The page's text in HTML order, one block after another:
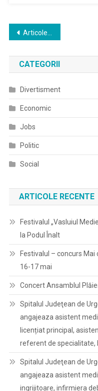
Navigare
în
articole
Articole mai vechi
CATEGORII
Divertisment
Economic
Jobs
Politic
Social
ARTICOLE RECENTE
Festivalul „Vasluiul
la Podul Înalt
Festivalul – concurs
16-17 mai
Concert Ansamblul
Spitalul Judeţean de
angajeaza asistent
licențiat principal,
referent de specialitate,
Spitalul Judeţean de
angajeaza asistent
ingrijitoare, infirmiera